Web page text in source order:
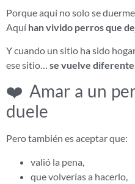
Porque aquí no solo se duerme.
Aquí han vivido perros que
Y cuando un sitio ha sido
ese sitio… se vuelve diferente
❤️ Amar a un
duele
Pero también es aceptar que:
valió la pena,
que volverías a hacerlo,